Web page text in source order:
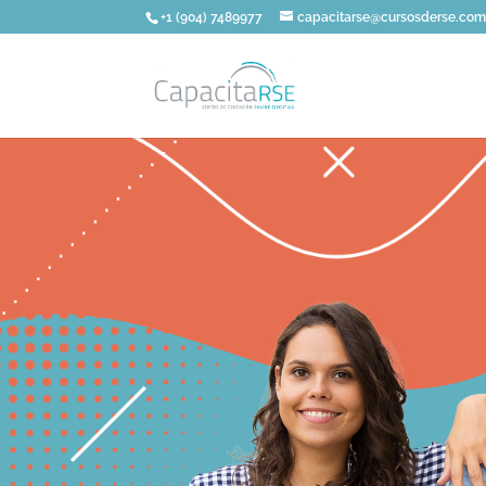
+1 (904) 7489977 capacitarse@cursosderse.com